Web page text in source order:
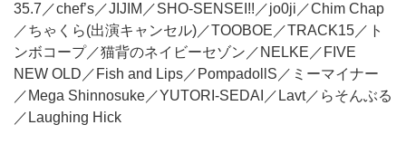
35.7／chef’s／JIJIM／SHO-SENSEI!!／jo0ji／Chim Chap
／ちゃくら(出演キャンセル)／TOOBOE／TRACK15／ト
ンボコープ／猫背のネイビーセゾン／NELKE／FIVE
NEW OLD／Fish and Lips／PompadollS／ミーマイナー
／Mega Shinnosuke／YUTORI-SEDAI／Lavt／らそんぶる
／Laughing Hick